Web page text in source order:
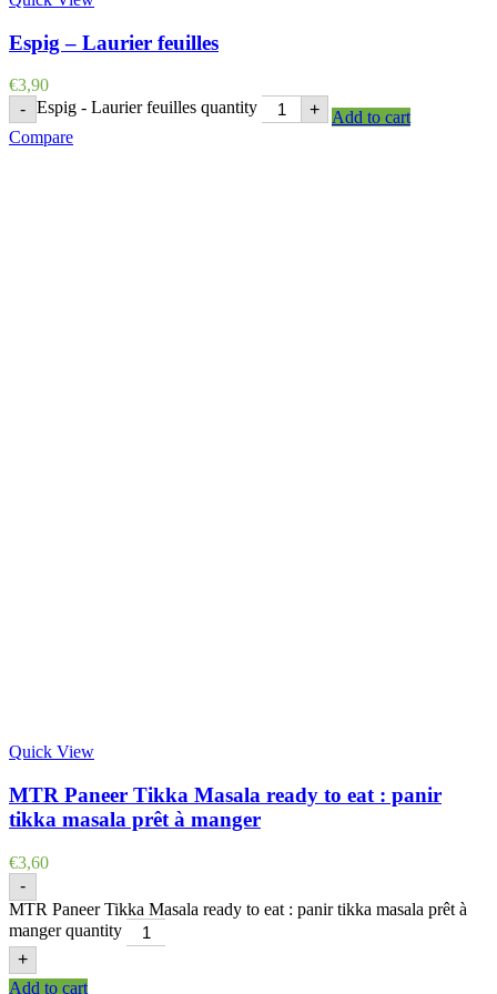
Espig – Laurier feuilles
€3,90
- Espig - Laurier feuilles quantity +
Add to cart
Compare
Quick View
MTR Paneer Tikka Masala ready to eat : panir
tikka masala prêt à manger
€3,60
-
MTR Paneer Tikka Masala ready to eat : panir tikka masala prêt à
manger quantity
+
Add to cart